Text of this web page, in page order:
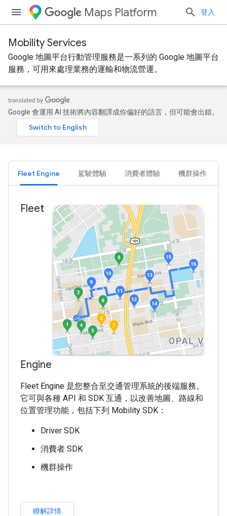
Maps Platform 登入
Mobility Services
Google 地圖平台行動管理服務是一系列的 Google 地圖平台
服務，可用來處理業務的運輸和物流營運。
Google 會運用 AI 技術將內容翻譯成你偏好的語言，但可能會出錯。
Fleet Engine 駕駛體驗 消費者體驗 機群操作
Fleet
Engine
Fleet Engine 是您整合至交通管理系統的後端服務。
它可與各種 API 和 SDK 互通，以改善地圖、路線和
位置管理功能，包括下列 Mobility SDK：
Driver SDK
消費者 SDK
機群操作
瞭解詳情